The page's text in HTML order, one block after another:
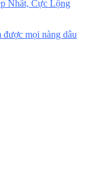
Nhất, Cực Lộng
mọi nàng dâu